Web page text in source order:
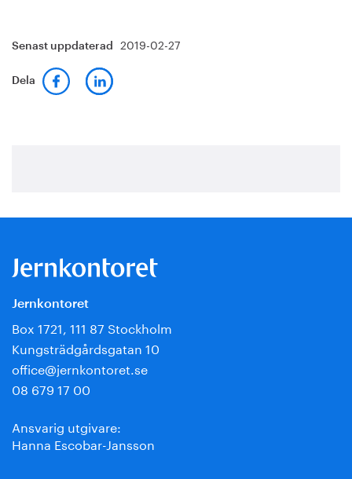
Senast uppdaterad 2019-02-27
Dela
Jernkontoret
Box 1721, 111 87 Stockholm
Kungsträdgårdsgatan 10
office@jernkontoret.se
08 679 17 00
Ansvarig utgivare:
Hanna Escobar-Jansson